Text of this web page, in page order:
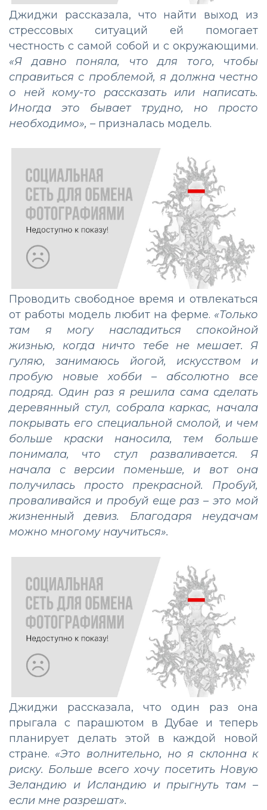
Джиджи рассказала, что найти выход из
стрессовых ситуаций ей помогает
честность с самой собой и с окружающими.
«Я давно поняла, что для того, чтобы
справиться с проблемой, я должна честно
о ней кому-то рассказать или написать.
Иногда это бывает трудно, но просто
необходимо», – призналась модель.
Проводить свободное время и отвлекаться
от работы модель любит на ферме. «Только
там я могу насладиться спокойной
жизнью, когда ничто тебе не мешает. Я
гуляю, занимаюсь йогой, искусством и
пробую новые хобби – абсолютно все
подряд. Один раз я решила сама сделать
деревянный стул, собрала каркас, начала
покрывать его специальной смолой, и чем
больше краски наносила, тем больше
понимала, что стул разваливается. Я
начала с версии поменьше, и вот она
получилась просто прекрасной. Пробуй,
проваливайся и пробуй еще раз – это мой
жизненный девиз. Благодаря неудачам
можно многому научиться».
Джиджи рассказала, что один раз она
прыгала с парашютом в Дубае и теперь
планирует делать этой в каждой новой
стране. «Это волнительно, но я склонна к
риску. Больше всего хочу посетить Новую
Зеландию и Исландию и прыгнуть там –
если мне разрешат».